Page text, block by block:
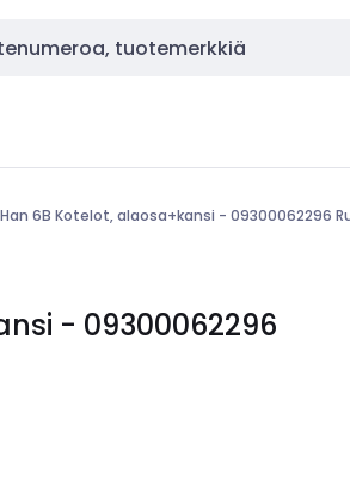
Han 6B Kotelot, alaosa+kansi - 09300062296
- 09300062296